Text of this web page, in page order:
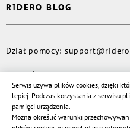
Wydaj tomik poezji
Kontakt dla mediów
RIDERO BLOG
Więcej
© Rideró, 2013—2026
Dział pomocy:
Serwis używa plików cookies, dzięki
lepiej. Podczas korzystania z serwisu
pamięci urządzenia.
Można określić warunki